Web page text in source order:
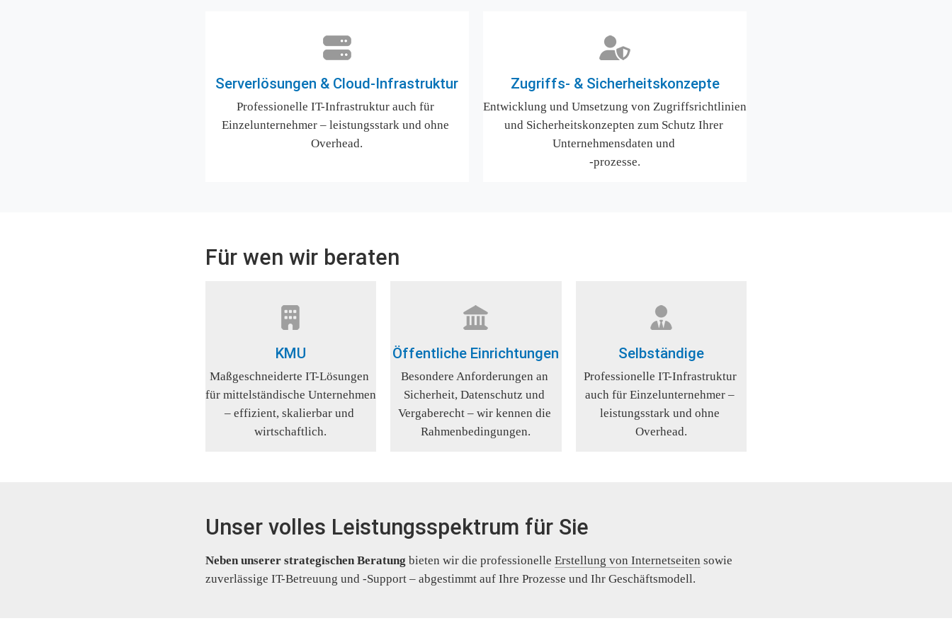
Serverlösungen & Cloud-Infrastruktur
Professionelle IT-Infrastruktur auch für
Einzelunternehmer – leistungsstark und ohne
Overhead.
Zugriffs- & Sicherheitskonzepte
Entwicklung und Umsetzung von Zugriffsrichtlinien
und Sicherheitskonzepten zum Schutz Ihrer
Unternehmensdaten und
-prozesse.
Für wen wir beraten
KMU
Maßgeschneiderte IT-Lösungen
für mittelständische Unternehmen
– effizient, skalierbar und
wirtschaftlich.
Öffentliche Einrichtungen
Besondere Anforderungen an
Sicherheit, Datenschutz und
Vergaberecht – wir kennen die
Rahmenbedingungen.
Selbständige
Professionelle IT-Infrastruktur
auch für Einzelunternehmer –
leistungsstark und ohne
Overhead.
Unser volles Leistungsspektrum für Sie
Neben unserer strategischen Beratung bieten wir die professionelle Erstellung von Internetseiten sowie
zuverlässige IT-Betreuung und -Support – abgestimmt auf Ihre Prozesse und Ihr Geschäftsmodell.